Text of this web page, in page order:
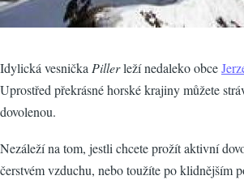
Idylická vesnička Pillerleží nedaleko obce
Uprostřed překrásné horské krajiny můžete
dovolenou.
Nezáleží na tom, jestli chcete prožít aktivní
čerstvém vzduchu, nebo toužíte po klidnějším